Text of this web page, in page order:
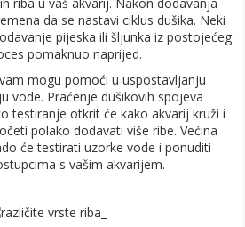
riba u vaš akvarij. Nakon dodavanja
da se nastavi ciklus dušika. Neki
pijeska ili šljunka iz postojećeg
pomaknuo naprijed.
mogu pomoći u uspostavljanju
vode. Praćenje dušikovih spojeva
testiranje otkrit će kako akvarij kruži i
polako dodavati više ribe. Većina
će testirati uzorke vode i ponuditi
s vašim akvarijem.